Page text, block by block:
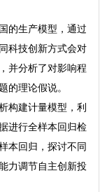
的生产模型，通过
科技创新方式会对
并分析了对影响程
的理论假说。
构建计量模型，利
进行全样本回归检
本回归，探讨不同
力调节自主创新投